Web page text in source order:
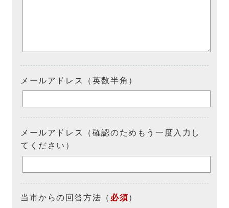
メールアドレス（英数半角）
メールアドレス（確認のためもう一度入力し
てください）
当市からの回答方法 （ 必須）